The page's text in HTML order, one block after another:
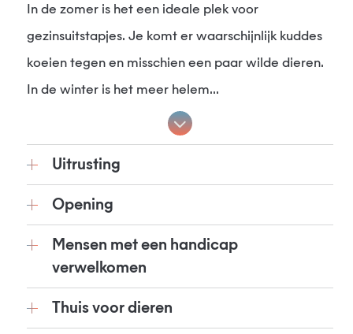
In de zomer is het een ideale plek voor
gezinsuitstapjes. Je komt er waarschijnlijk kuddes
koeien tegen en misschien een paar wilde dieren.
In de winter is het meer helem...
Uitrusting
Opening
Mensen met een handicap
verwelkomen
Thuis voor dieren